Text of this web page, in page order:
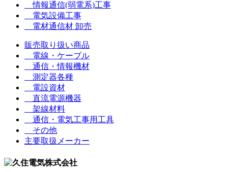
情報通信(弱電系)工事
電気設備工事
電材通信材 卸売
販売取り扱い商品
電線・ケーブル
通信・情報機材
測定器各種
電設資材
直流電源機器
架線材料
通信・電気工事用工具
その他
主要取扱メーカー